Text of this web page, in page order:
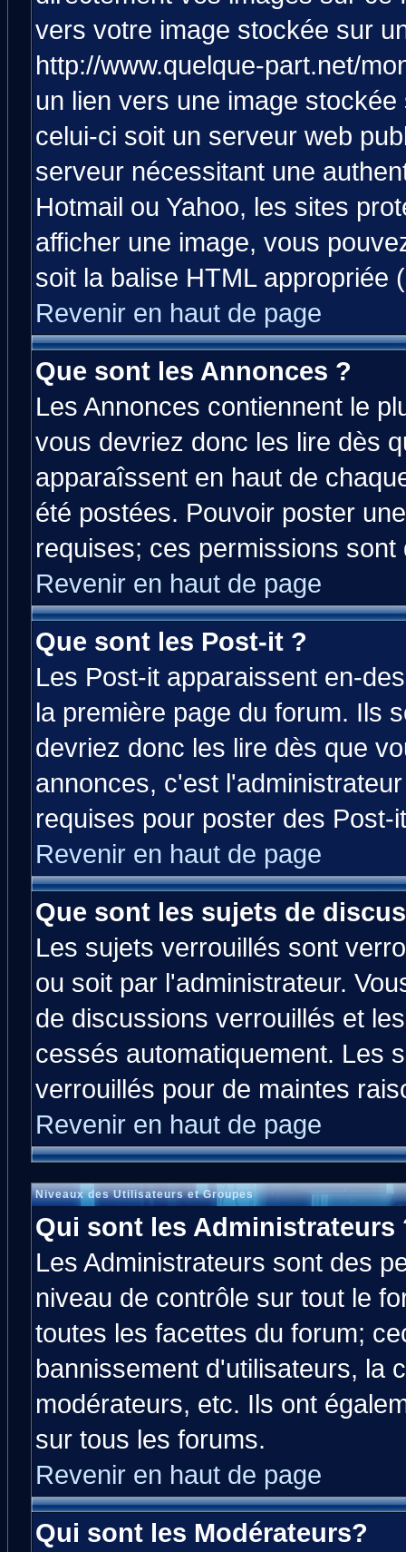
vers votre image stockée sur
http://www.quelque-part.net/
un lien vers une image
celui-ci soit un serveur web
serveur nécessitant une
Hotmail ou Yahoo, les sites
afficher une image, vous
soit la balise HTML appropriée
Revenir en haut de page
Que sont les Annonces ?
Les Annonces contiennent le
vous devriez donc les lire dès
apparaîssent en haut de
été postées. Pouvoir poster
requises; ces permissions
Revenir en haut de page
Que sont les Post-it ?
Les Post-it apparaissent en-
la première page du forum. Ils
devriez donc les lire dès que
annonces, c'est
requises pour poster des Post-
Revenir en haut de page
Que sont les sujets de
Les sujets verrouillés sont
ou soit par l'administrateur.
de discussions verrouillés et
cessés automatiquement. Les
verrouillés pour de maintes
Revenir en haut de page
Niveaux des Utilisateurs et Groupes
Qui sont les Administrateurs
Les Administrateurs sont des
niveau de contrôle sur tout le
toutes les facettes du forum;
bannissement d'utilisateurs, la
modérateurs, etc. Ils ont
sur tous les forums.
Revenir en haut de page
Qui sont les Modérateurs?